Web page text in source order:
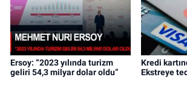
Ersoy: “2023 yılında turizm
geliri 54,3 milyar dolar oldu”
Kredi
Ekstreye